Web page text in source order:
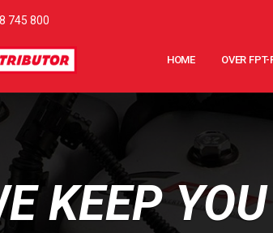
745 800
HOME OVER
KEEP